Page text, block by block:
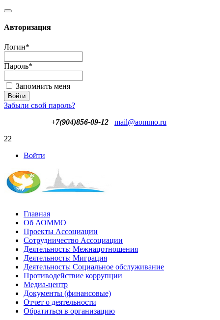
Авторизация
Логин*
Пароль*
Запомнить меня
Забыли свой пароль?
+7(904)856-09-12
mail@aommo.ru
22
Войти
Главная
Об АОММО
Проекты Ассоциации
Сотрудничество Ассоциации
Деятельность: Межнацотношения
Деятельность: Миграция
Деятельность: Социальное обслуживание
Противодействие коррупции
Медиа-центр
Документы (финансовые)
Отчет о деятельности
Обратиться в организацию